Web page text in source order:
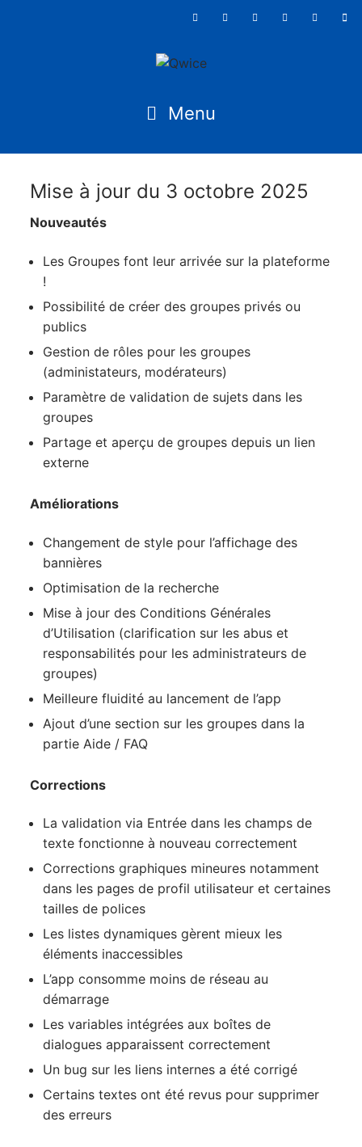
Mise à jour du 3 octobre 2025
Nouveautés
Les Groupes font leur arrivée sur la plateforme
!
Possibilité de créer des groupes privés ou
publics
Gestion de rôles pour les groupes
(administateurs, modérateurs)
Paramètre de validation de sujets dans les
groupes
Partage et aperçu de groupes depuis un lien
externe
Améliorations
Changement de style pour l’affichage des
bannières
Optimisation de la recherche
Mise à jour des Conditions Générales
d’Utilisation (clarification sur les abus et
responsabilités pour les administrateurs de
groupes)
Meilleure fluidité au lancement de l’app
Ajout d’une section sur les groupes dans la
partie Aide / FAQ
Corrections
La validation via Entrée dans les champs de
texte fonctionne à nouveau correctement
Corrections graphiques mineures notamment
dans les pages de profil utilisateur et certaines
tailles de polices
Les listes dynamiques gèrent mieux les
éléments inaccessibles
L’app consomme moins de réseau au
démarrage
Les variables intégrées aux boîtes de
dialogues apparaissent correctement
Un bug sur les liens internes a été corrigé
Certains textes ont été revus pour supprimer
des erreurs